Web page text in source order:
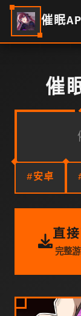
催眠
催
#安卓
直
完整